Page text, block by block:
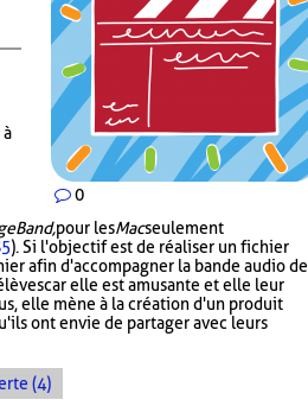
0
pour lesMacseulement
). Si l'objectif est de réaliser un fichier
afin d'accompagner la bande audio de
car elle est amusante et elle leur
elle mène à la création d'un produit
ont envie de partager avec leurs
(4)